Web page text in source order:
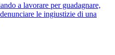
a lavorare per guadagnare,
le ingiustizie di una